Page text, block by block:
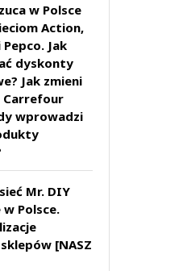
w Polsce
Action,
Jak
dyskonty
Jak zmieni
Carrefour
wprowadzi
Mr. DIY
Polsce.
[NASZ